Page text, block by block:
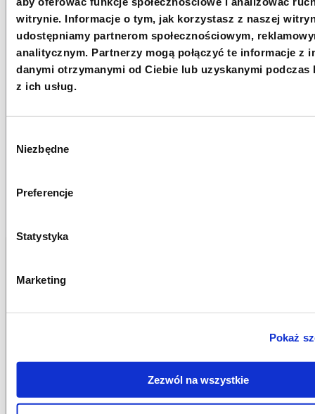
witrynie. Informacje o tym, jak korzystasz z naszej
udostępniamy partnerom społecznościowym,
analitycznym. Partnerzy mogą połączyć te informacje z
danymi otrzymanymi od Ciebie lub uzyskanymi podczas
z ich usług.
zgody
Niezbędne
Preferencje
Statystyka
Marketing
Pokaż
Zezwól na wszystkie
+48 22 833 60 22
MON-FRI 9:00-17:00
INFO@PCPM.ORG.PL
MEDIA@PCPM.ORG.PL
DONATE 1.5%
Newsletter
Chcesz być na bieżąco? Zapisz się do naszego
Adres e-mail